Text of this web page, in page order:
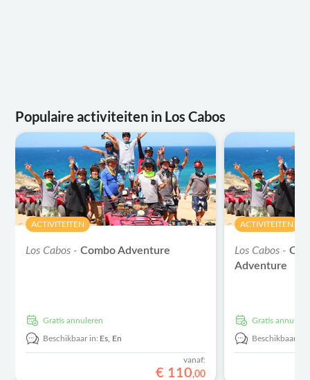
Populaire activiteiten in Los Cabos
ACTIVITEITEN
Los Cabos -Combo Adventure
Gratis annuleren
Beschikbaar in: Es, En
vanaf:
€ 110,00
ACTIVITEITEN
Los Cabos -
Adventure
Gratis
Beschikbaar in: